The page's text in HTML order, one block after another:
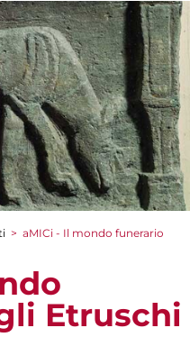
> aMICi - Il mondo funerario
Etruschi